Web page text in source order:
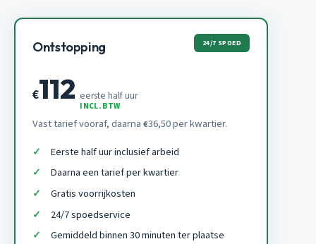
Ontstopping 24/7 SPOED
€112 eerste half uur
INCL. BTW
Vast tarief vooraf, daarna €36,50 per kwartier.
Eerste half uur inclusief arbeid
Daarna een tarief per kwartier
Gratis voorrijkosten
24/7 spoedservice
Gemiddeld binnen 30 minuten ter plaatse